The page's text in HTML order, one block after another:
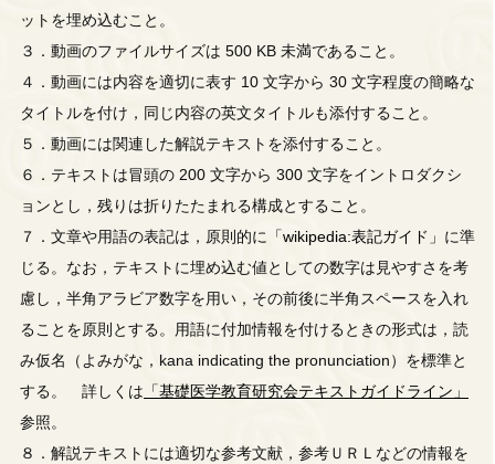
ットを埋め込むこと。
３．動画のファイルサイズは 500 KB 未満であること。
４．動画には内容を適切に表す 10 文字から 30 文字程度の簡略な
タイトルを付け，同じ内容の英文タイトルも添付すること。
５．動画には関連した解説テキストを添付すること。
６．テキストは冒頭の 200 文字から 300 文字をイントロダクシ
ョンとし，残りは折りたたまれる構成とすること。
７．文章や用語の表記は，原則的に 「wikipedia:表記ガイド」 に準
じる。なお，テキストに埋め込む値としての数字は見やすさを考
慮し，半角アラビア数字を用い，その前後に半角スペースを入れ
ることを原則とする。用語に付加情報を付けるときの形式は，読
み仮名（よみがな，kana indicating the pronunciation）を標準と
する。 詳しくは 「基礎医学教育研究会テキストガイドライン」
参照。
８．解説テキストには適切な参考文献，参考ＵＲＬなどの情報を